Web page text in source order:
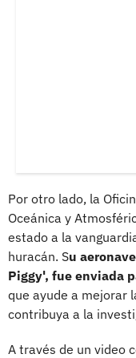
Por otro lado, la
Oceánica y
estado a la
huracán. Su
Piggy', fue enviada
que ayude a mejorar
contribuya a la
A través de un video